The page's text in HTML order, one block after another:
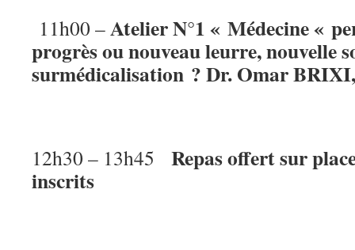
11h00 –Atelier N°1 « Médecine «
progrès ou nouveau leurre, nouvelle
surmédicalisation ? Dr. Omar
12h30 – 13h45 Repas offert sur
inscrits